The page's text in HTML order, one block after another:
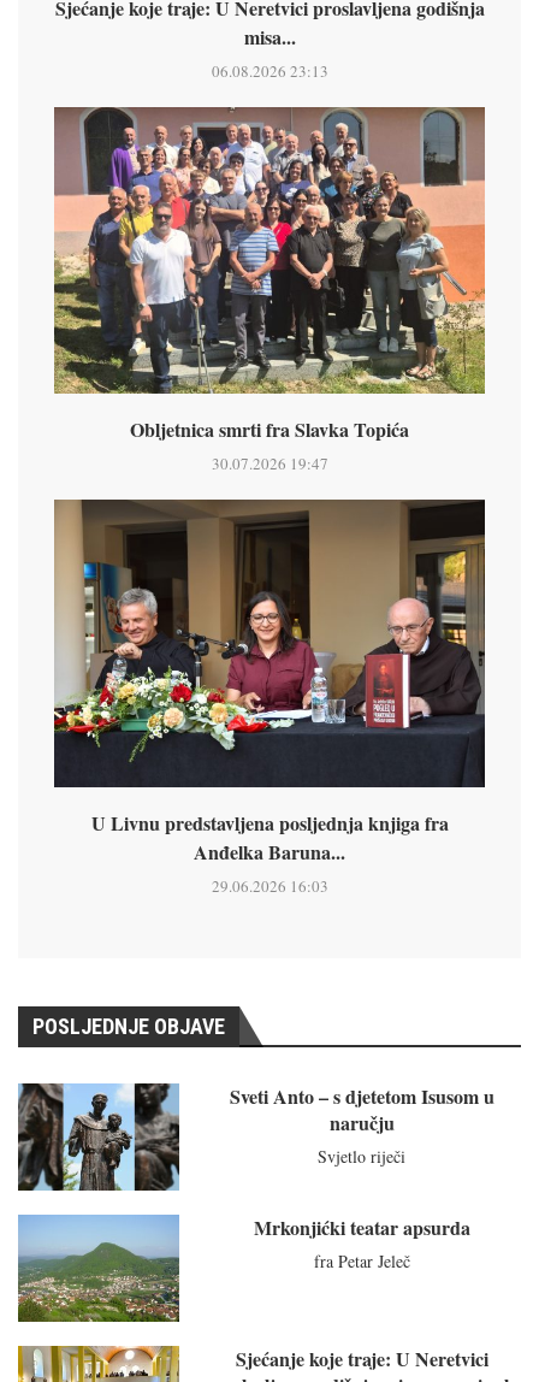
Sjećanje koje traje: U Neretvici proslavljena godišnja
misa...
06.08.2026 23:13
Obljetnica smrti fra Slavka Topića
30.07.2026 19:47
U Livnu predstavljena posljednja knjiga fra
Anđelka Baruna...
29.06.2026 16:03
POSLJEDNJE OBJAVE
Sveti Anto – s djetetom Isusom u
naručju
Svjetlo riječi
Mrkonjićki teatar apsurda
fra Petar Jeleč
Sjećanje koje traje: U Neretvici